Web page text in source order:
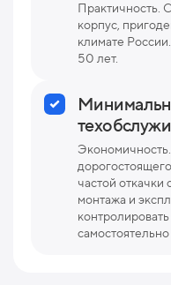
Практичность.
корпус,
климате
50 лет.
частой
монтажа и
самостоятельно